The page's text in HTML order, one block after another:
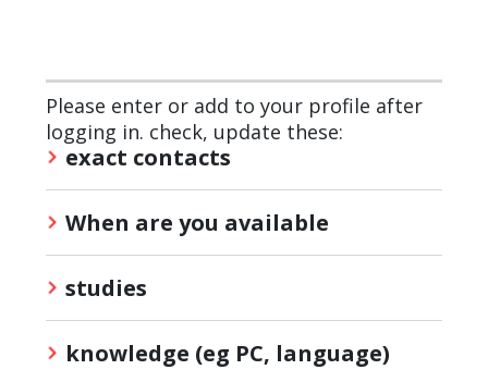
Please enter or add to your profile after
logging in. check, update these:
exact contacts
When are you available
studies
knowledge (eg PC, language)